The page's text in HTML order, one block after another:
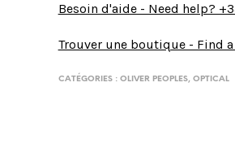
Besoin d'aide - Need help?
Trouver une boutique - Find
CATÉGORIES : OLIVER PEOPLES, OPTICAL